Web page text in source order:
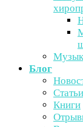
Блог
Книги